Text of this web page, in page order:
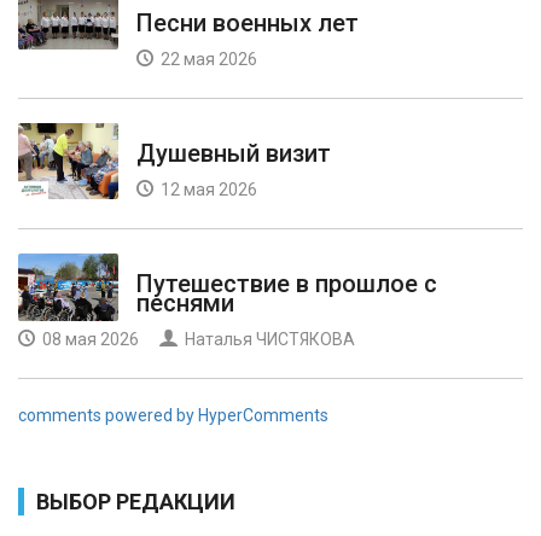
Песни военных лет
22 мая 2026
Душевный визит
12 мая 2026
Путешествие в прошлое с
песнями
08 мая 2026 Наталья ЧИСТЯКОВА
comments powered by HyperComments
ВЫБОР РЕДАКЦИИ